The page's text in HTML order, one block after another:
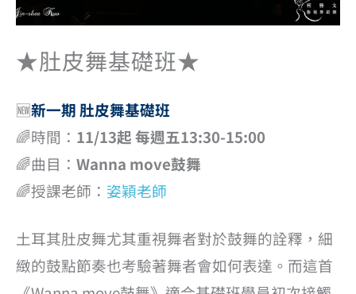
★肚皮舞基礎班★
🆕新一期 肚皮舞基礎班
🌈時間： 11/13起 每週五13:30-15:00
🌈曲目： Wanna move鼓舞
🌈授課老師： 姿穎老師
土耳其肚皮舞尤其重視舞者對於鼓舞的詮釋，細
緻的鼓點節奏也考驗著舞者會如何表達。而這首